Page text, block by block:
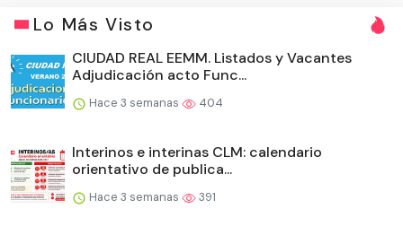
Lo Más Visto
CIUDAD REAL EEMM. Listados y Vacantes
Adjudicación acto Func...
Hace 3 semanas 404
Interinos e interinas CLM: calendario
orientativo de publica...
Hace 3 semanas 391